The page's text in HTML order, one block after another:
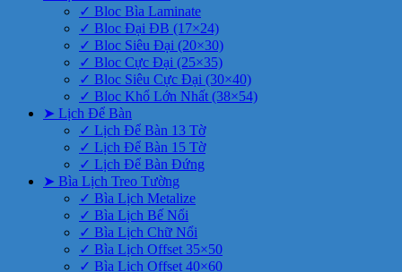
✓ Bloc Bìa Laminate
✓ Bloc Đại ĐB (17×24)
✓ Bloc Siêu Đại (20×30)
✓ Bloc Cực Đại (25×35)
✓ Bloc Siêu Cực Đại (30×40)
✓ Bloc Khổ Lớn Nhất (38×54)
➤ Lịch Để Bàn
✓ Lịch Để Bàn 13 Tờ
✓ Lịch Để Bàn 15 Tờ
✓ Lịch Để Bàn Đứng
➤ Bìa Lịch Treo Tường
✓ Bìa Lịch Metalize
✓ Bìa Lịch Bế Nổi
✓ Bìa Lịch Chữ Nổi
✓ Bìa Lịch Offset 35×50
✓ Bìa Lịch Offset 40×60